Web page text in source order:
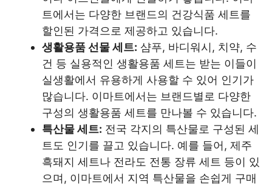
트에서는 다양한 브랜드의 건강식품 세트를
할인된 가격으로 제공하고 있습니다.
생활용품 선물 세트: 샴푸, 바디워시, 치약, 수
건 등 실용적인 생활용품 세트는 받는 이들이
실생활에서 유용하게 사용할 수 있어 인기가
많습니다. 이마트에서는 브랜드별로 다양한
구성의 생활용품 세트를 만나볼 수 있습니다.
특산물 세트: 전국 각지의 특산물로 구성된 세
트도 인기를 끌고 있습니다. 예를 들어, 제주
흑돼지 세트나 전라도 전통 장류 세트 등이 있
으며, 이마트에서 지역 특산물을 손쉽게 구매